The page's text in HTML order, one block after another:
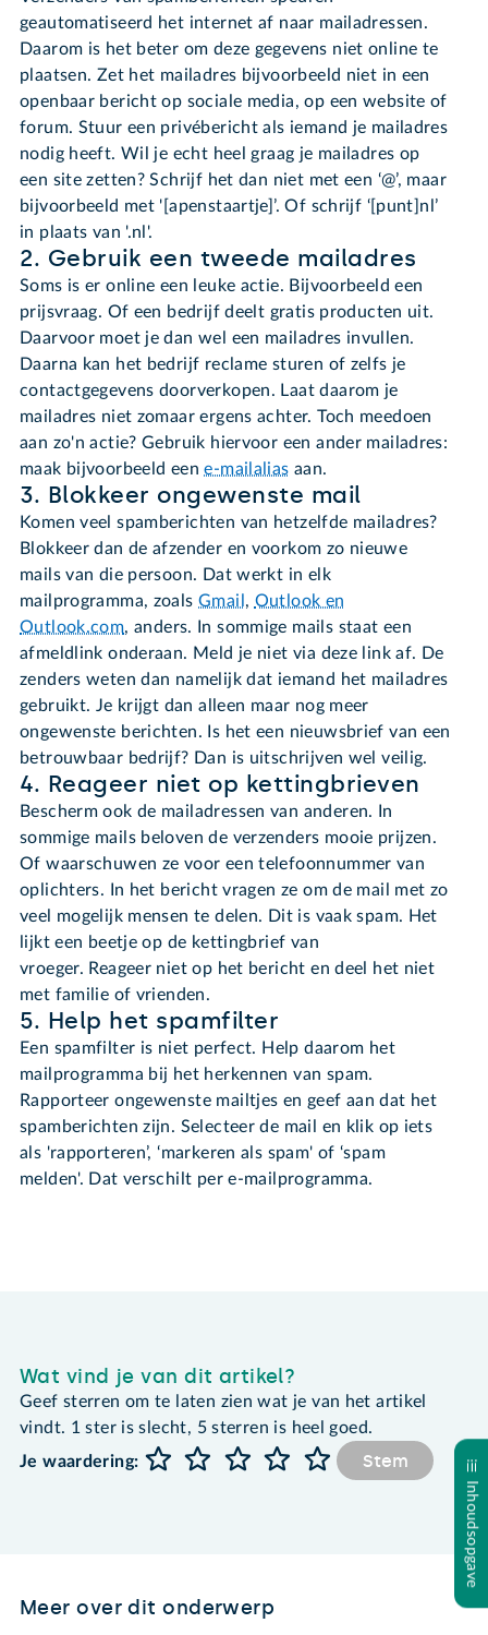
geautomatiseerd het internet af naar mailadressen.
Daarom is het beter om deze gegevens niet online te
plaatsen. Zet het mailadres bijvoorbeeld niet in een
openbaar bericht op sociale media, op een website of
forum. Stuur een privébericht als iemand je mailadres
nodig heeft. Wil je echt heel graag je mailadres op
een site zetten? Schrijf het dan niet met een ‘@’, maar
bijvoorbeeld met '[apenstaartje]’. Of schrijf ‘[punt]nl’
in plaats van '.nl'.
2. Gebruik een tweede mailadres
Soms is er online een leuke actie. Bijvoorbeeld een
prijsvraag. Of een bedrijf deelt gratis producten uit.
Daarvoor moet je dan wel een mailadres invullen.
Daarna kan het bedrijf reclame sturen of zelfs je
contactgegevens doorverkopen. Laat daarom je
mailadres niet zomaar ergens achter. Toch meedoen
aan zo'n actie? Gebruik hiervoor een ander mailadres:
maak bijvoorbeeld eene-mailalias aan.
3. Blokkeer ongewenste mail
Komen veel spamberichten van hetzelfde mailadres?
Blokkeer dan de afzender en voorkom zo nieuwe
mails van die persoon. Dat werkt in elk
mailprogramma, zoalsGmail , Outlook en
Outlook.com, anders. In sommige mails staat een
afmeldlink onderaan. Meld je niet via deze link af. De
zenders weten dan namelijk dat iemand het mailadres
gebruikt. Je krijgt dan alleen maar nog meer
ongewenste berichten. Is het een nieuwsbrief van een
betrouwbaar bedrijf? Dan is uitschrijven wel veilig.
4. Reageer niet op kettingbrieven
Bescherm ook de mailadressen van anderen. In
sommige mails beloven de verzenders mooie prijzen.
Of waarschuwen ze voor een telefoonnummer van
oplichters. In het bericht vragen ze om de mail met zo
veel mogelijk mensen te delen. Dit is vaak spam. Het
lijkt een beetje op de kettingbrief van
vroeger. Reageer niet op het bericht en deel het niet
met familie of vrienden.
5. Help het spamfilter
Een spamfilter is niet perfect. Help daarom het
mailprogramma bij het herkennen van spam.
Rapporteer ongewenste mailtjes en geef aan dat het
spamberichten zijn. Selecteer de mail en klik op iets
als 'rapporteren’, ‘markeren als spam' of ‘spam
melden'. Dat verschilt per e-mailprogramma.
Inhoudsopgave
Wat vind je van dit artikel?
Geef sterren om te laten zien wat je van het artikel
vindt. 1 ster is slecht, 5 sterren is heel goed.
Je waardering:
Stem
Meer over dit onderwerp